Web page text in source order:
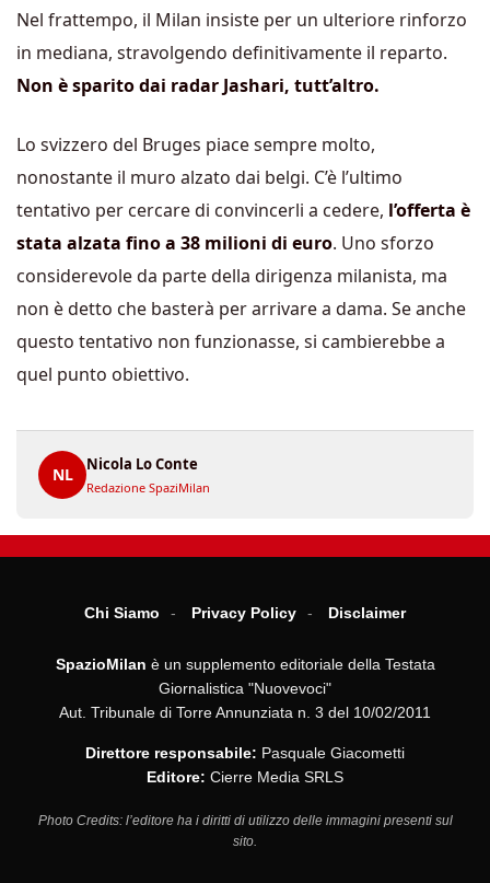
Nel frattempo, il Milan insiste per un ulteriore rinforzo
in mediana, stravolgendo definitivamente il reparto.
Non è sparito dai radar Jashari, tutt’altro.
Lo svizzero del Bruges piace sempre molto,
nonostante il muro alzato dai belgi. C’è l’ultimo
tentativo per cercare di convincerli a cedere, l’offerta è
stata alzata fino a 38 milioni di euro. Uno sforzo
considerevole da parte della dirigenza milanista, ma
non è detto che basterà per arrivare a dama. Se anche
questo tentativo non funzionasse, si cambierebbe a
quel punto obiettivo.
NL
Nicola Lo Conte
Redazione SpaziMilan
Chi Siamo Privacy Policy Disclaimer
SpazioMilan è un supplemento editoriale della Testata
Giornalistica "Nuovevoci"
Aut. Tribunale di Torre Annunziata n. 3 del 10/02/2011
Direttore responsabile: Pasquale Giacometti
Editore: Cierre Media SRLS
Photo Credits: l’editore ha i diritti di utilizzo delle immagini presenti sul
sito.